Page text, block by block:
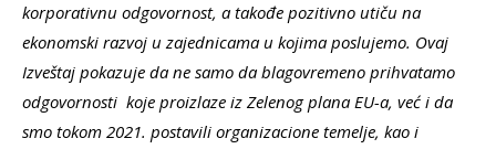
korporativnu odgovornost, a takođe pozitivno utiču na
ekonomski razvoj u zajednicama u kojima poslujemo. Ovaj
Izveštaj pokazuje da ne samo da blagovremeno prihvatamo
odgovornosti koje proizlaze iz Zelenog plana EU-a, već i da
smo tokom 2021. postavili organizacione temelje, kao i